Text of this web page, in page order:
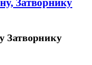
Затворнику
Затворнику